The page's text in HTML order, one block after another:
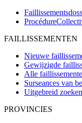
FAILLISSEMENTEN
Nieuwe
Gewijzigde
Alle
Surseances van
Uitgebreid zoeken
PROVINCIES